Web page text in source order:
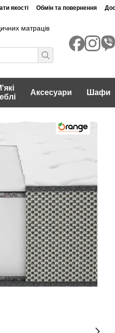
якості Обмін та повернення
матраців
Аксесуари Шафи